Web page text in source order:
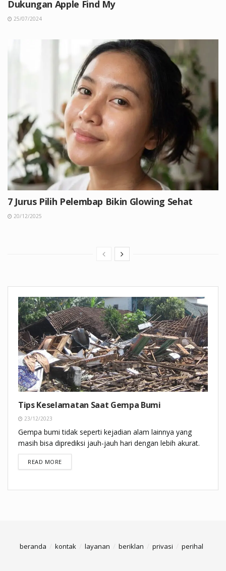
Dukungan Apple Find My
25/07/2024
7 Jurus Pilih Pelembap Bikin Glowing Sehat
20/12/2025
Tips Keselamatan Saat Gempa Bumi
23/12/2023
Gempa bumi tidak seperti kejadian alam lainnya yang
masih bisa diprediksi jauh-jauh hari dengan lebih akurat.
READ MOREDETAILS
beranda kontak layanan beriklan privasi perihal